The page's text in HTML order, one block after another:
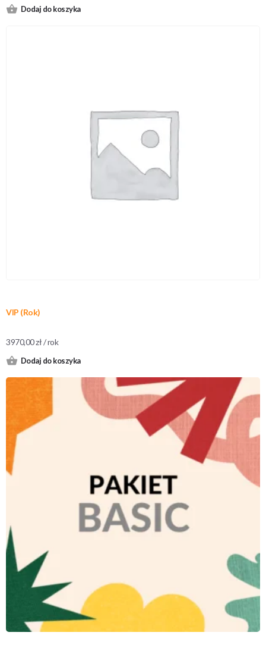
Dodaj do koszyka
VIP (Rok)
3970,00zł/ rok
Dodaj do koszyka